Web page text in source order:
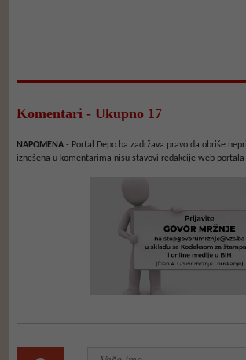
Komentari - Ukupno 17
NAPOMENA - Portal Depo.ba zadržava pravo da obriše
iznešena u komentarima nisu stavovi redakcije web portala